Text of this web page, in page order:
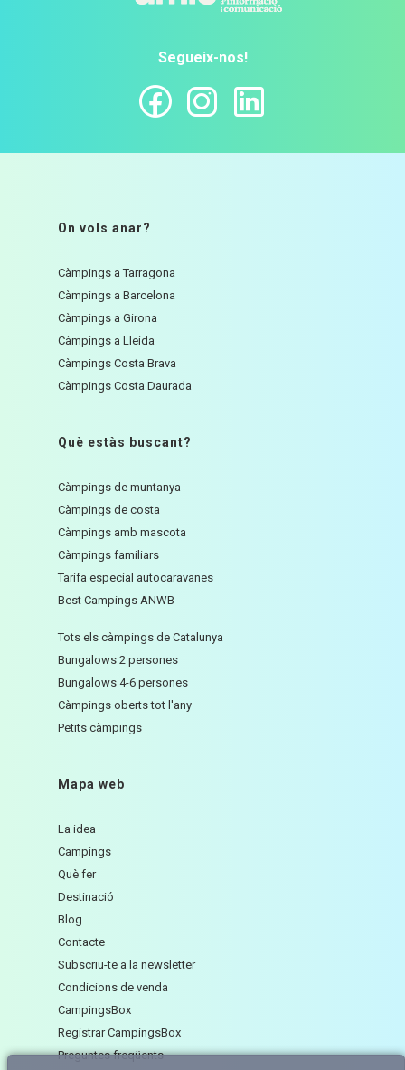
Segueix-nos!
On vols anar?
Càmpings a Tarragona
Càmpings a Barcelona
Càmpings a Girona
Càmpings a Lleida
Càmpings Costa Brava
Càmpings Costa Daurada
Què estàs buscant?
Càmpings de muntanya
Càmpings de costa
Càmpings amb mascota
Càmpings familiars
Tarifa especial autocaravanes
Best Campings ANWB
Tots els càmpings de Catalunya
Bungalows 2 persones
Bungalows 4-6 persones
Càmpings oberts tot l'any
Petits càmpings
Mapa web
La idea
Campings
Què fer
Destinació
Blog
Contacte
Subscriu-te a la newsletter
Condicions de venda
CampingsBox
Registrar CampingsBox
Preguntes freqüents